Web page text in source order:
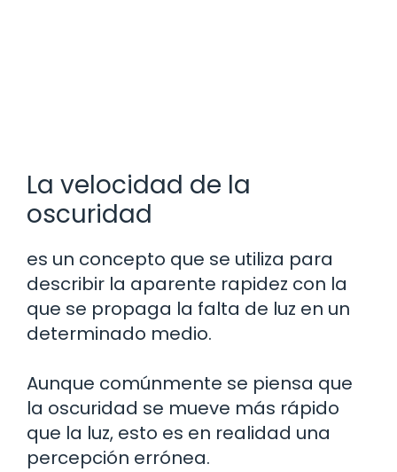
La velocidad de la
oscuridad
es un concepto que se utiliza para
describir la aparente rapidez con la
que se propaga la falta de luz en un
determinado medio.
Aunque comúnmente se piensa que
la oscuridad se mueve más rápido
que la luz, esto es en realidad una
percepción errónea.